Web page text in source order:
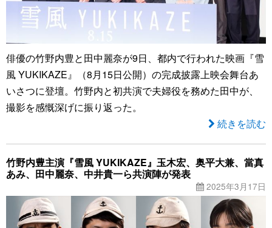
俳優の竹野内豊と田中麗奈が9日、都内で行われた映画『雪
風 YUKIKAZE』（8月15日公開）の完成披露上映会舞台あ
いさつに登壇。竹野内と初共演で夫婦役を務めた田中が、
撮影を感慨深げに振り返った。
続きを読む
竹野内豊主演『雪風 YUKIKAZE』玉木宏、奥平大兼、當真
あみ、田中麗奈、中井貴一ら共演陣が発表
2025年3月17日